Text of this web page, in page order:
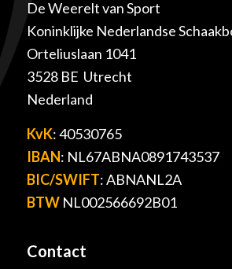
De Weerelt van Sport
Koninklijke Nederlandse
Orteliuslaan 1041
3528 BE Utrecht
Nederland
KvK: 40530765
IBAN: NL67ABNA0891743537
BIC/SWIFT: ABNANL2A
BTWNL002566692B01
Contact